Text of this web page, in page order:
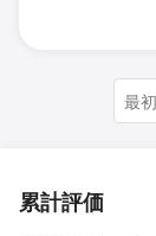
最初
累計評価